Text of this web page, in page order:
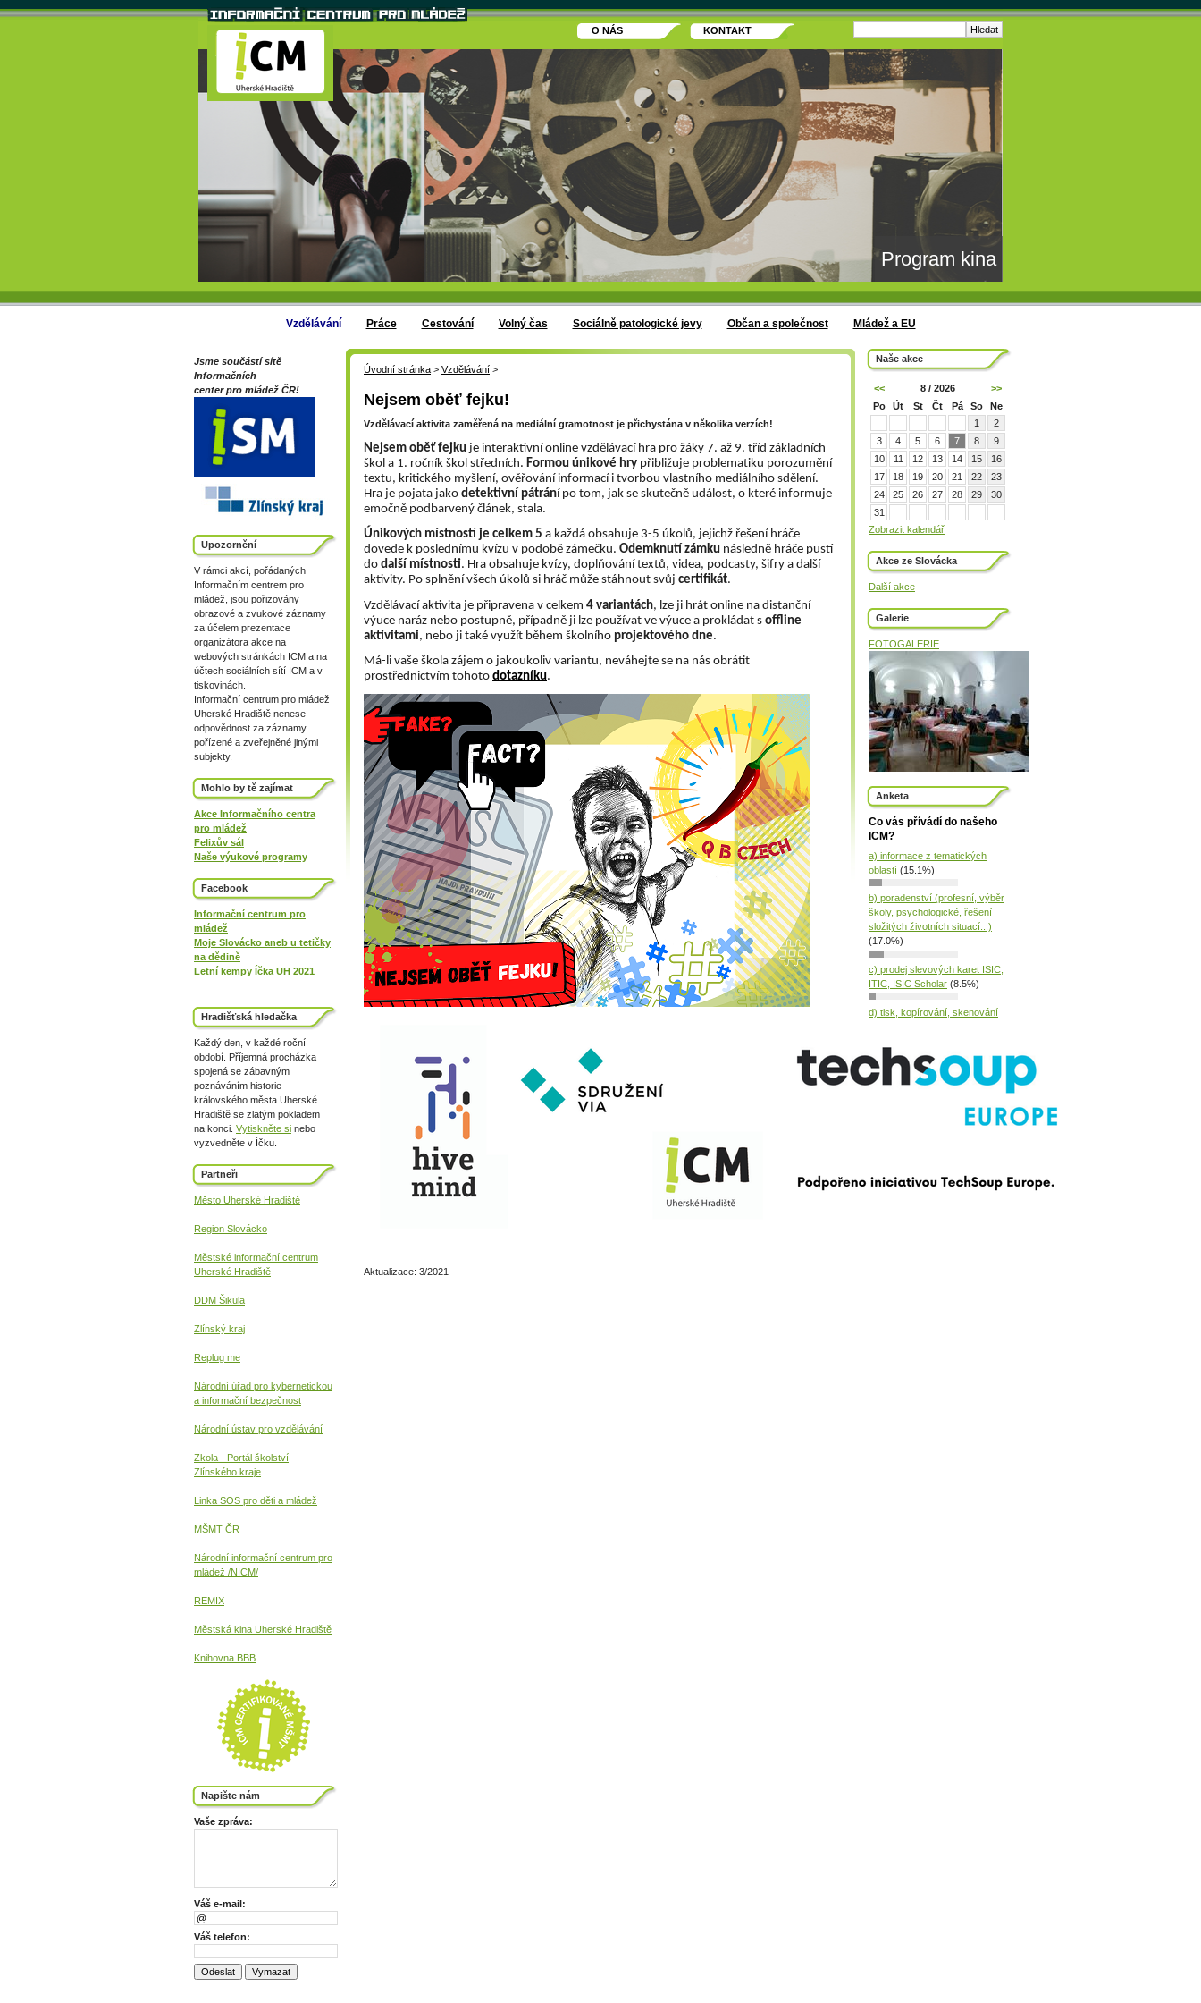
O NÁS KONTAKT
Program kina
Vzdělávání Práce Cestování Volný čas Sociálně patologické jevy Občan a společnost Mládež a EU
Naše akce
<< 8 / 2026
>>
Po
Út St Čt Pá So
Ne
1
2
3
4 5 6 7 8
9
10
11 12 13 14 15
16
17
18 19 20 21 22
23
24
25 26 27 28 29
30
31
Zobrazit kalendář
Akce ze Slovácka
Další akce
Galerie
FOTOGALERIE
Anketa
Co vás přívádí do našeho
ICM?
a) informace z tematických
oblastí (15.1%)
b) poradenství (profesní, výběr
školy, psychologické, řešení
složitých životních situací...)
(17.0%)
c) prodej slevových karet ISIC,
ITIC, ISIC Scholar (8.5%)
d) tisk, kopírování, skenování
e) přístup na internet(8.2%)
f) informace z regionu(8.3%)
Jsme součástí sítě
Informačních
center pro mládež ČR!
Upozornění
V rámci akcí, pořádaných
Informačním centrem pro
mládež, jsou pořizovány
obrazové a zvukové záznamy
za účelem prezentace
organizátora akce na
webových stránkách ICM a na
účtech sociálních sítí ICM a v
tiskovinách.
Informační centrum pro mládež
Uherské Hradiště nenese
odpovědnost za záznamy
pořízené a zveřejněné jinými
subjekty.
Mohlo by tě zajímat
Akce Informačního centra
pro mládež
Felixův sál
Naše výukové programy
Facebook
Informační centrum pro
mládež
Moje Slovácko aneb u tetičky
na dědině
Letní kempy Íčka UH 2021
Hradišťská hledačka
Každý den, v každé roční
období. Příjemná procházka
spojená se zábavným
poznáváním historie
královského města Uherské
Hradiště se zlatým pokladem
na konci. Vytiskněte si nebo
vyzvedněte v Íčku.
Partneři
Město Uherské Hradiště
Region Slovácko
Městské informační centrum
Uherské Hradiště
DDM Šikula
Zlínský kraj
Replug me
Národní úřad pro kybernetickou
a informační bezpečnost
Národní ústav pro vzdělávání
Zkola - Portál školství
Zlínského kraje
Linka SOS pro děti a mládež
MŠMT ČR
Národní informační centrum pro
mládež /NICM/
REMIX
Městská kina Uherské Hradiště
Knihovna BBB
Napište nám
Vaše zpráva:
Váš e-mail:
Váš telefon:
Úvodní stránka > Vzdělávání >
Nejsem oběť fejku!
Vzdělávací aktivita zaměřená na mediální gramotnost je přichystána v několika verzích!
Nejsem oběť fejku je interaktivní online vzdělávací hra pro žáky 7. až 9. tříd základních
škol a 1. ročník škol středních. Formou únikové hry přibližuje problematiku porozumění
textu, kritického myšlení, ověřování informací i tvorbou vlastního mediálního sdělení.
Hra je pojata jako detektivní pátrání po tom, jak se skutečně událost, o které informuje
emočně podbarvený článek, stala.
Únikových místností je celkem 5 a každá obsahuje 3-5 úkolů, jejichž řešení hráče
dovede k poslednímu kvízu v podobě zámečku. Odemknutí zámku následně hráče pustí
do další místnosti. Hra obsahuje kvízy, doplňování textů, videa, podcasty, šifry a další
aktivity. Po splnění všech úkolů si hráč může stáhnout svůj certifikát.
Vzdělávací aktivita je připravena v celkem 4 variantách, lze ji hrát online na distanční
výuce naráz nebo postupně, případně ji lze používat ve výuce a prokládat s offline
aktivitami, nebo ji také využít během školního projektového dne.
Má-li vaše škola zájem o jakoukoliv variantu, neváhejte se na nás obrátit
prostřednictvím tohoto dotazníku.
Aktualizace: 3/2021